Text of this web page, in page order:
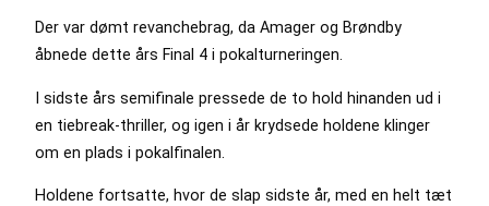
Der var dømt revanchebrag, da Amager og Brøndby
åbnede dette års Final 4 i pokalturneringen.
I sidste års semifinale pressede de to hold hinanden ud i
en tiebreak-thriller, og igen i år krydsede holdene klinger
om en plads i pokalfinalen.
Holdene fortsatte, hvor de slap sidste år, med en helt tæt